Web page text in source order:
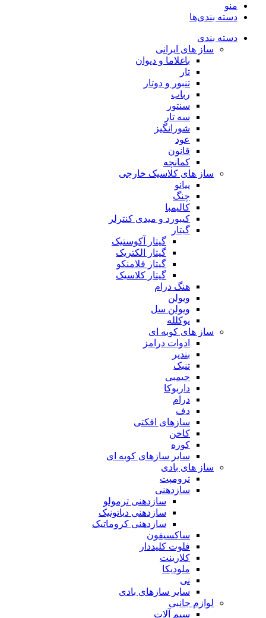
منو
دسته بندی‌ها
دسته بندی
ساز های ایرانی
باغلاما و دیوان
تار
تنبور و دوتار
رباب
سنتور
سه تار
شورانگیز
عود
قانون
کمانچه
ساز های کلاسیک خارجی
پیانو
چنگ
کالیمبا
کیبورد و میدی کنترلر
گیتار
گیتار آکوستیک
گیتار الکتریک
گیتار فلامنکو
گیتار کلاسیک
هنگ درام
ویولن
ویولن سل
یوکلله
ساز های کوبه ای
ادوات درامز
بندیر
تنبک
جیمبی
داربوکا
درام
دف
سازهای افکتی
کاخن
کوزه
سایر سازهای کوبه ای
ساز های بادی
ترومپت
سازدهنی
سازدهنی ترمولو
سازدهنی دیاتونیک
سازدهنی کروماتیک
ساکسیفون
فلوت کلیددار
کلارینت
ملودیکا
نی
سایر سازهای بادی
لوازم جانبی
سیم آلات